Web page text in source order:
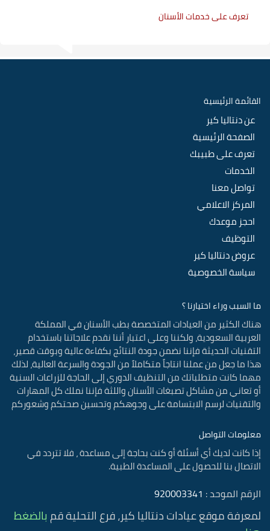
تعرف على خدمات الأسنان
القائمة الرئيسية
عن دنتاليا كير
الصفحة الرئيسية
تعرف على طبيبك
الخدمات
تواصل معنا
المركز الاعلامي
احجز موعدك
التوظيف
عروض دنتاليا كير
سياسة الخصوصية
ما السبب وراء اختيارنا ؟
هناك الكثير من العيادات المتخصصة بطب الأسنان في المملكة
العربية السعودية، ولكننا وعلى اعتبار أننا نقدم علاجاتنا باستخدام
التقنيات الحديثة فإننا نضمن جودة النتائج بكفاءة عالية وبوقت قصير،
هذا ما جعل من عملنا انتاجاً متكاملاً من الجودة والسرعة العالية، لذلك
مهما كانت متطلباتك من التنظيف الدوري إلى الحاجة للزراعات السنية
أو تعاني من مشاكل تصبغات الأسنان واللثة فإننا نملك كل المهارات
والتقنيات لرسم الابتسامة على وجوهكم وتحسين صحتكم وشعوركم
معلومات التواصل
إذا كانت لديك أي أسئلة أو كنت بحاجة إلى مساعدة ، فلا تتردد في
الاتصال بنا للحصول على المساعدة الطبية.
الرقم الموحد : 920003341
لمعرفة موقع عيادات دنتاليا كير، فرع التحلية قمبالضغط